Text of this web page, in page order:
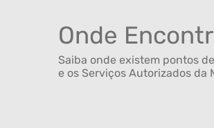
Onde
Saiba onde existem pontos
e os Serviços Autorizados da